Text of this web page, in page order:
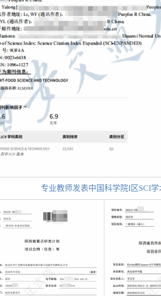
专业教师发表中国科学院I区SCI学